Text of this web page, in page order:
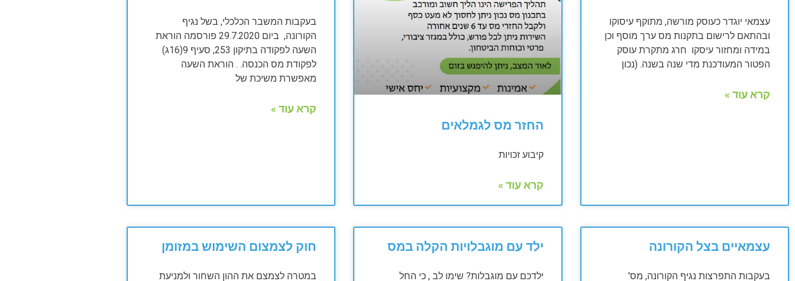
עצמאי יוגדר כעוסק מורשה, מתוקף עיסוקו
ובהתאם לרישום בתקנות מס ערך מוסף וכן
במידה ומחזור עיסקו חרג מתקרת עוסק
הפטור המעודכנת מדי שנה בשנה. (נכון
קרא עוד »
החזר מס לגמלאים
קיבוע זכויות
קרא עוד »
בעקבות המשבר הכלכלי, בשל נגיף
הקורונה, ביום 29.7.2020 פורסמה הוראת
השעה לפקודה בתיקון 253, סעיף 9(16ג)
לפקודת מס הכנסה. . הוראת השעה
מאפשרת משיכת של
קרא עוד »
עצמאיים בצל הקורונה
בעקבות התפרצות נגיף הקורונה, מס'
ילד עם מוגבלויות הקלה במס
ילדכם עם מוגבלות? שימו לב , כי החל
חוק לצמצום השימוש במזומן
במטרה לצמצם את ההון השחור ולמניעת